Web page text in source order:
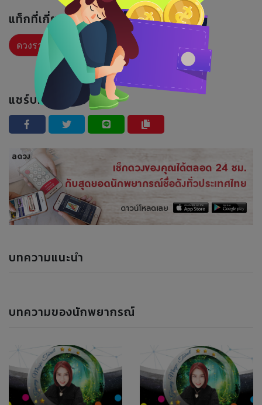
แท็กที่เกี่ยวข้อง :
ดวงรายวัน
แชร์บทความนี้ :
บทความแนะนำ
บทความของนักพยากรณ์